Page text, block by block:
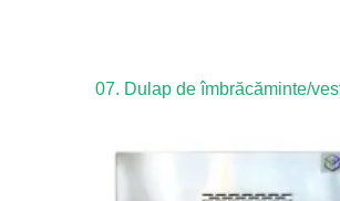
07. Dulap de îmbrăcăminte/